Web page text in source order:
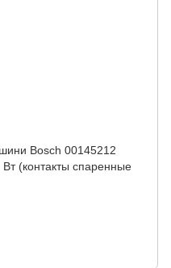
Bosch 00145212
(контакты спаренные